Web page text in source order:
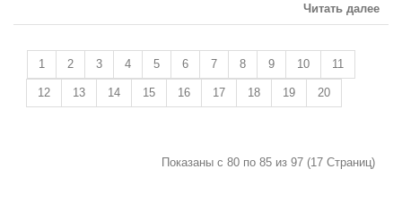
Читать далее
1 2 3 4 5 6 7 8 9 10 11
12 13 14 15 16 17 18 19 20
Показаны с 80 по 85 из 97 (17 Страниц)